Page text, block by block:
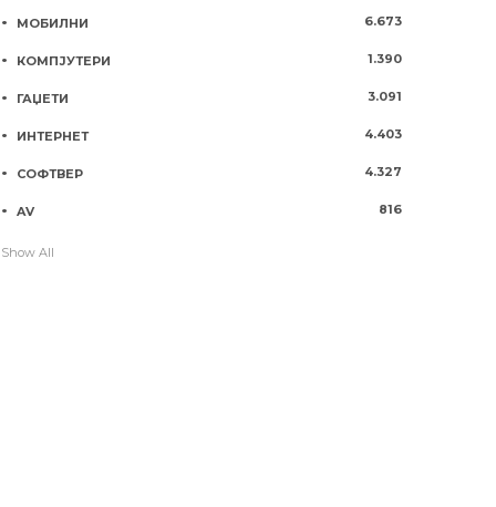
МОБИЛНИ 6.673
КОМПЈУТЕРИ 1.390
ГАЏЕТИ 3.091
ИНТЕРНЕТ 4.403
СОФТВЕР 4.327
AV 816
Show All